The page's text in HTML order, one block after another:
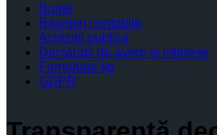
Buget
Bilanţuri contabile
Achiziţii publice
Declaratii de avere si interese
Formulare tip
GDPR